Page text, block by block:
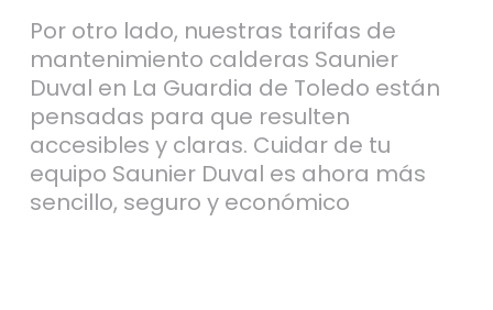
Por otro lado, nuestras tarifas de
mantenimiento calderas Saunier
Duval en La Guardia de Toledo están
pensadas para que resulten
accesibles y claras. Cuidar de tu
equipo Saunier Duval es ahora más
sencillo, seguro y económico